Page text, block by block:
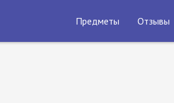
Предметы Отзывы